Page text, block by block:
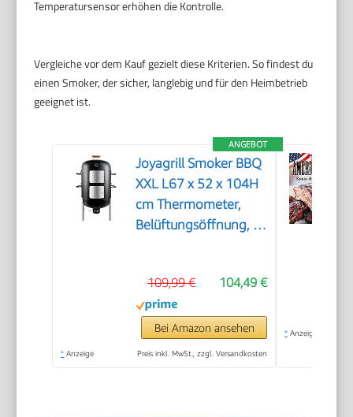
Temperatursensor erhöhen die Kontrolle.
Vergleiche vor dem Kauf gezielt diese Kriterien. So findest du
einen Smoker, der sicher, langlebig und für den Heimbetrieb
geeignet ist.
ANGEBOT
Joyagrill Smoker BBQ
XXL L67 x 52 x 104H
cm Thermometer,
Belüftungsöffnung, 2-
mit 5 Holzgriffen und
Rippenhalter mit 4
Haken für Partys,
Garten-BBQ,
104,49 €
109,99 €
Bei Amazon ansehen
* Anzeige Preis inkl. MwSt., zzgl. Versandkosten
* Anzeige